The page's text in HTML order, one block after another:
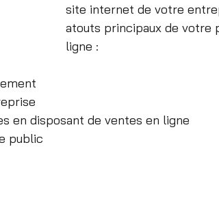
site internet de votre
atouts principaux de votre
ligne :
en disposant de ventes en ligne
public